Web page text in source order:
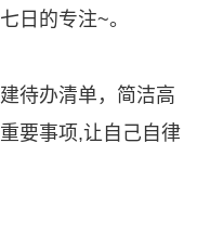
日的专注~。
待办清单，简洁高
要事项,让自己自律